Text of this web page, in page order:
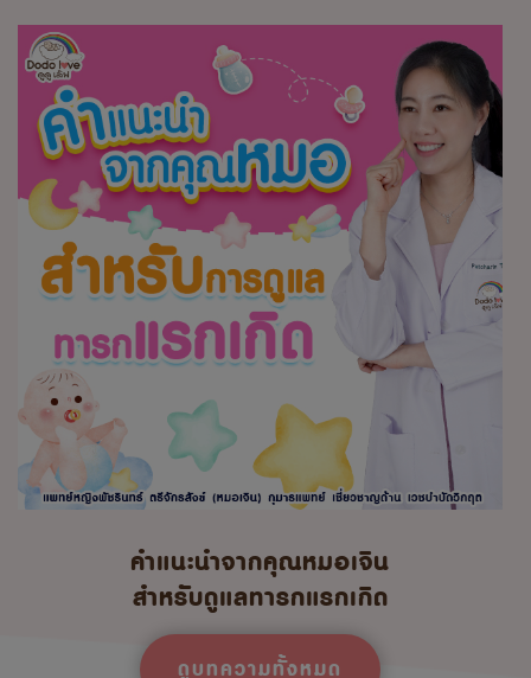
คำแนะนำจากคุณหมอเจิน
สำหรับดูแลทารกแรกเกิด
ดูบทความทั้งหมด